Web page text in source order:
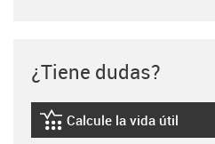
¿Tiene dudas?
igus-icon-lebensdauerrechner
Calcule la vida útil